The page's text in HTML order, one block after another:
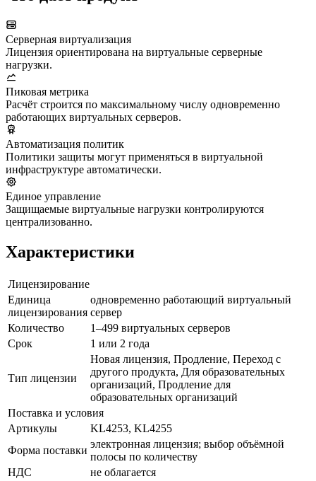
Серверная виртуализация
Лицензия ориентирована на виртуальные серверные
нагрузки.
Пиковая метрика
Расчёт строится по максимальному числу одновременно
работающих виртуальных серверов.
Автоматизация политик
Политики защиты могут применяться в виртуальной
инфраструктуре автоматически.
Единое управление
Защищаемые виртуальные нагрузки контролируются
централизованно.
Характеристики
Лицензирование
Единица
лицензирования
одновременно работающий виртуальный
сервер
Количество
1–499 виртуальных серверов
Срок
1 или 2 года
Тип лицензии
Новая лицензия, Продление, Переход с
другого продукта, Для образовательных
организаций, Продление для
образовательных организаций
Поставка и условия
Артикулы
KL4253, KL4255
Форма поставки
электронная лицензия; выбор объёмной
полосы по количеству
НДС
не облагается